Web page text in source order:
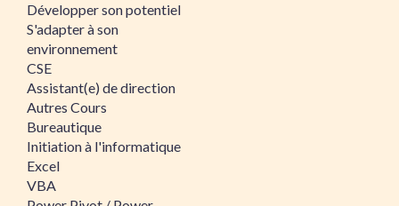
Développer son potentiel
S'adapter à son
environnement
CSE
Assistant(e) de direction
Autres Cours
Bureautique
Initiation à l'informatique
Excel
VBA